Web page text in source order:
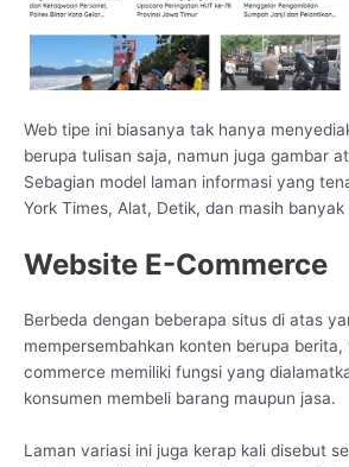
Web tipe ini biasanya tak hanya
berupa tulisan saja, namun juga gambar
Sebagian model laman informasi yang
York Times, Alat, Detik, dan masih banyak
Website E-Commerce
Berbeda dengan beberapa situs di atas
mempersembahkan konten berupa
commerce memiliki fungsi yang
konsumen membeli barang maupun jasa.
Laman variasi ini juga kerap kali disebut